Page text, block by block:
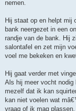
nemen.
Hij staat op en helpt mij
bank neergezet in een
randje van de bank. Hij
salontafel en zet mijn
voel me bekeken en
Hij gaat verder met
Als hij meer vocht
mezelf dat ik kan
kan niet voelen wat
vraag of ik mag